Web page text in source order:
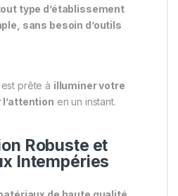
type d’établissement
sans besoin d’outils
prête à illuminer votre
en un instant.
Robuste et
Intempéries